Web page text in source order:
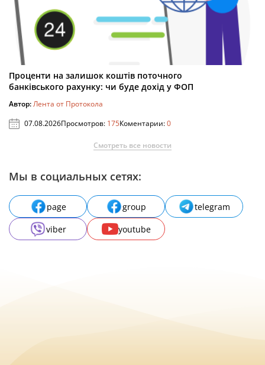
Проценти на залишок коштів поточного
банківського рахунку: чи буде дохід у ФОП
Автор:Лента от Протокола
07.08.2026Просмотров: 175Коментарии:0
Смотреть все новости
Мы в социальных сетях:
page group
telegram
viber
youtube